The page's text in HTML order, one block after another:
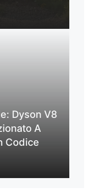
Dyson V8
A
Codice